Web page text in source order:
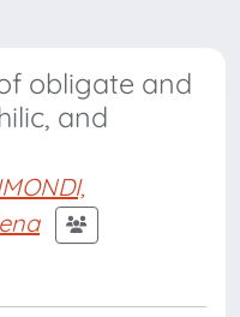
obligate and
and